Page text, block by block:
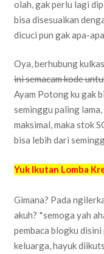
olah, gak perlu lagi
bisa disesuaikan
dicuci pun gak apa-
Oya, berhubung
ini semacam kode
Ayam Potong ku gak
seminggu paling
maksimal, maka stok
bisa lebih dari
Yuk Ikutan Lomba
Gimana? Pada
akuh? *semoga yah
pembaca blogku
keluarga, hayuk